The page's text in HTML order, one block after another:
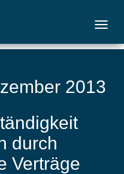
2013
durch
Verträge